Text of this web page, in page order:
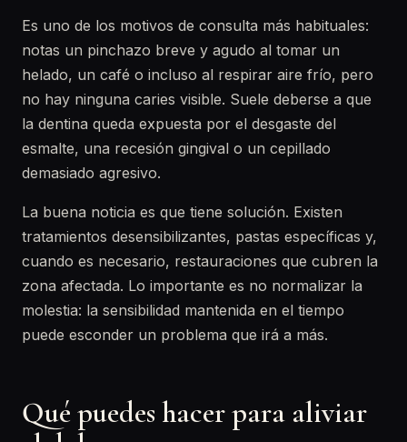
Es uno de los motivos de consulta más habituales:
notas un pinchazo breve y agudo al tomar un
helado, un café o incluso al respirar aire frío, pero
no hay ninguna caries visible. Suele deberse a que
la dentina queda expuesta por el desgaste del
esmalte, una recesión gingival o un cepillado
demasiado agresivo.
La buena noticia es que tiene solución. Existen
tratamientos desensibilizantes, pastas específicas y,
cuando es necesario, restauraciones que cubren la
zona afectada. Lo importante es no normalizar la
molestia: la sensibilidad mantenida en el tiempo
puede esconder un problema que irá a más.
Qué puedes hacer para aliviar